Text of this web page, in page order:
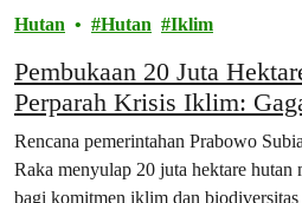
Hutan Hutan Iklim
Pembukaan 20 Juta
Perparah Krisis Iklim:
Pangan dan Energi Jadi
Rencana pemerintahan Prabowo
Raka menyulap 20 juta hektare hutan
bagi komitmen iklim dan biodiversitas